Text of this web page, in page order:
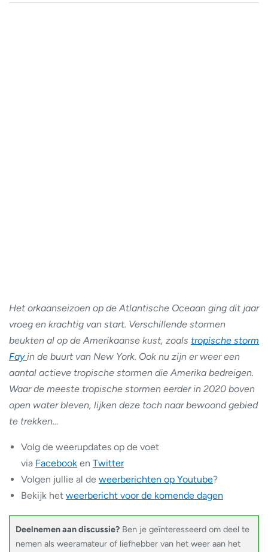
Het orkaanseizoen op de Atlantische Oceaan ging dit jaar
vroeg en krachtig van start. Verschillende stormen
beukten al op de Amerikaanse kust, zoals tropische storm
Fayin de buurt van New York. Ook nu zijn er weer een
aantal actieve tropische stormen die Amerika bedreigen.
Waar de meeste tropische stormen eerder in 2020 boven
open water bleven, lijken deze toch naar bewoond gebied
te trekken…
Volg de weerupdates op de voet
via Facebook en Twitter
Volgen jullie al de weerberichten op Youtube?
Bekijk het weerbericht voor de komende dagen
Deelnemen aan discussie? Ben je geïnteresseerd om deel te
nemen als weeramateur of liefhebber van het weer aan het